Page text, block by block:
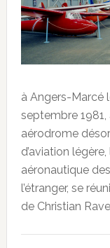
à Angers-Marcé
septembre
aérodrome
d’aviation
aéronautique
l’étranger, se
de Christian